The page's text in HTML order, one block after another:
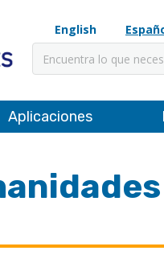
English
Buscar
Aplicaciones